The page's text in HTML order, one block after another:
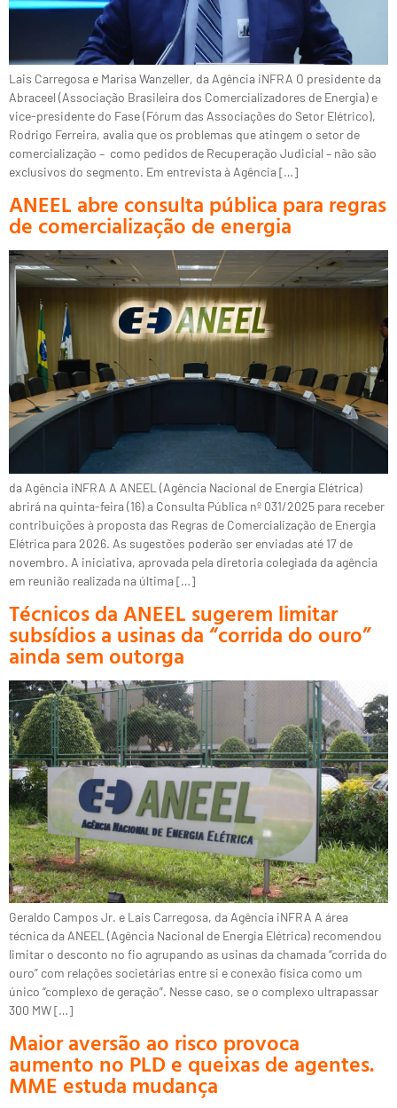
Lais Carregosa e Marisa Wanzeller, da Agência iNFRA O presidente da
Abraceel (Associação Brasileira dos Comercializadores de Energia) e
vice-presidente do Fase (Fórum das Associações do Setor Elétrico),
Rodrigo Ferreira, avalia que os problemas que atingem o setor de
comercialização – como pedidos de Recuperação Judicial – não são
exclusivos do segmento. Em entrevista à Agência […]
ANEEL abre consulta pública para regras
de comercialização de energia
da Agência iNFRA A ANEEL (Agência Nacional de Energia Elétrica)
abrirá na quinta-feira (16) a Consulta Pública nº 031/2025 para receber
contribuições à proposta das Regras de Comercialização de Energia
Elétrica para 2026. As sugestões poderão ser enviadas até 17 de
novembro. A iniciativa, aprovada pela diretoria colegiada da agência
em reunião realizada na última […]
Técnicos da ANEEL sugerem limitar
subsídios a usinas da “corrida do ouro”
ainda sem outorga
Geraldo Campos Jr. e Lais Carregosa, da Agência iNFRA A área
técnica da ANEEL (Agência Nacional de Energia Elétrica) recomendou
limitar o desconto no fio agrupando as usinas da chamada “corrida do
ouro” com relações societárias entre si e conexão física como um
único “complexo de geração”. Nesse caso, se o complexo ultrapassar
300 MW […]
Maior aversão ao risco provoca
aumento no PLD e queixas de agentes.
MME estuda mudança